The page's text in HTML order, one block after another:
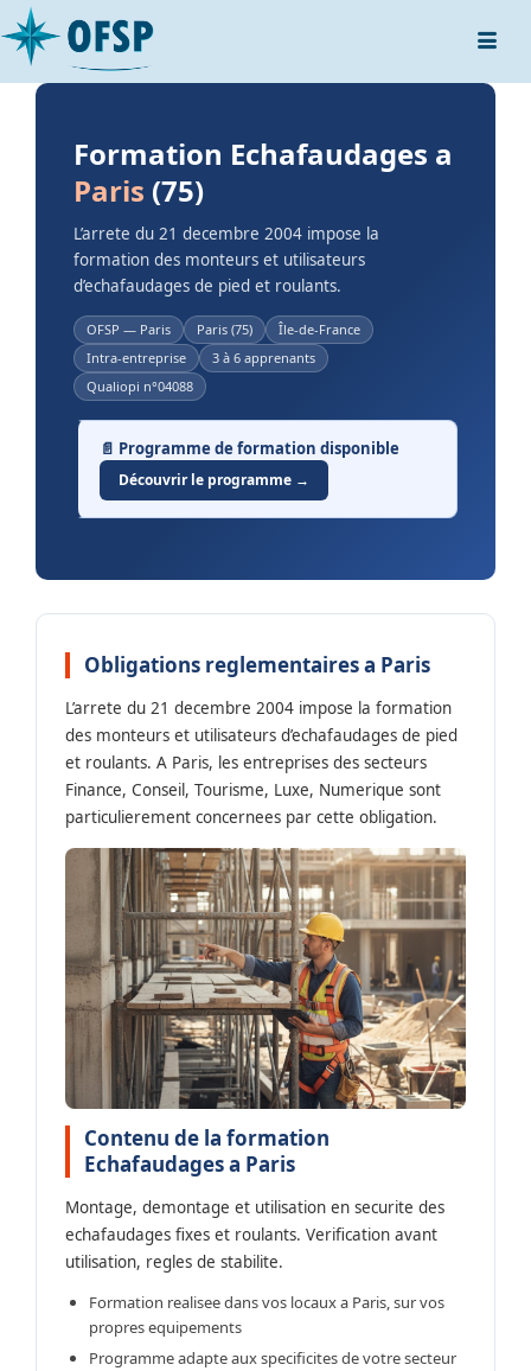
Formation Echafaudages a
Paris (75)
L’arrete du 21 decembre 2004 impose la
formation des monteurs et utilisateurs
d’echafaudages de pied et roulants.
OFSP — Paris Paris (75)
Île-de-France
Intra-entreprise
3 à 6 apprenants
Qualiopi n°04088
📄 Programme de formation disponible
Découvrir le programme →
Obligations reglementaires a Paris
L’arrete du 21 decembre 2004 impose la formation
des monteurs et utilisateurs d’echafaudages de pied
et roulants. A Paris, les entreprises des secteurs
Finance, Conseil, Tourisme, Luxe, Numerique sont
particulierement concernees par cette obligation.
Contenu de la formation
Echafaudages a Paris
Montage, demontage et utilisation en securite des
echafaudages fixes et roulants. Verification avant
utilisation, regles de stabilite.
Formation realisee dans vos locaux a Paris, sur vos
propres equipements
Programme adapte aux specificites de votre secteur